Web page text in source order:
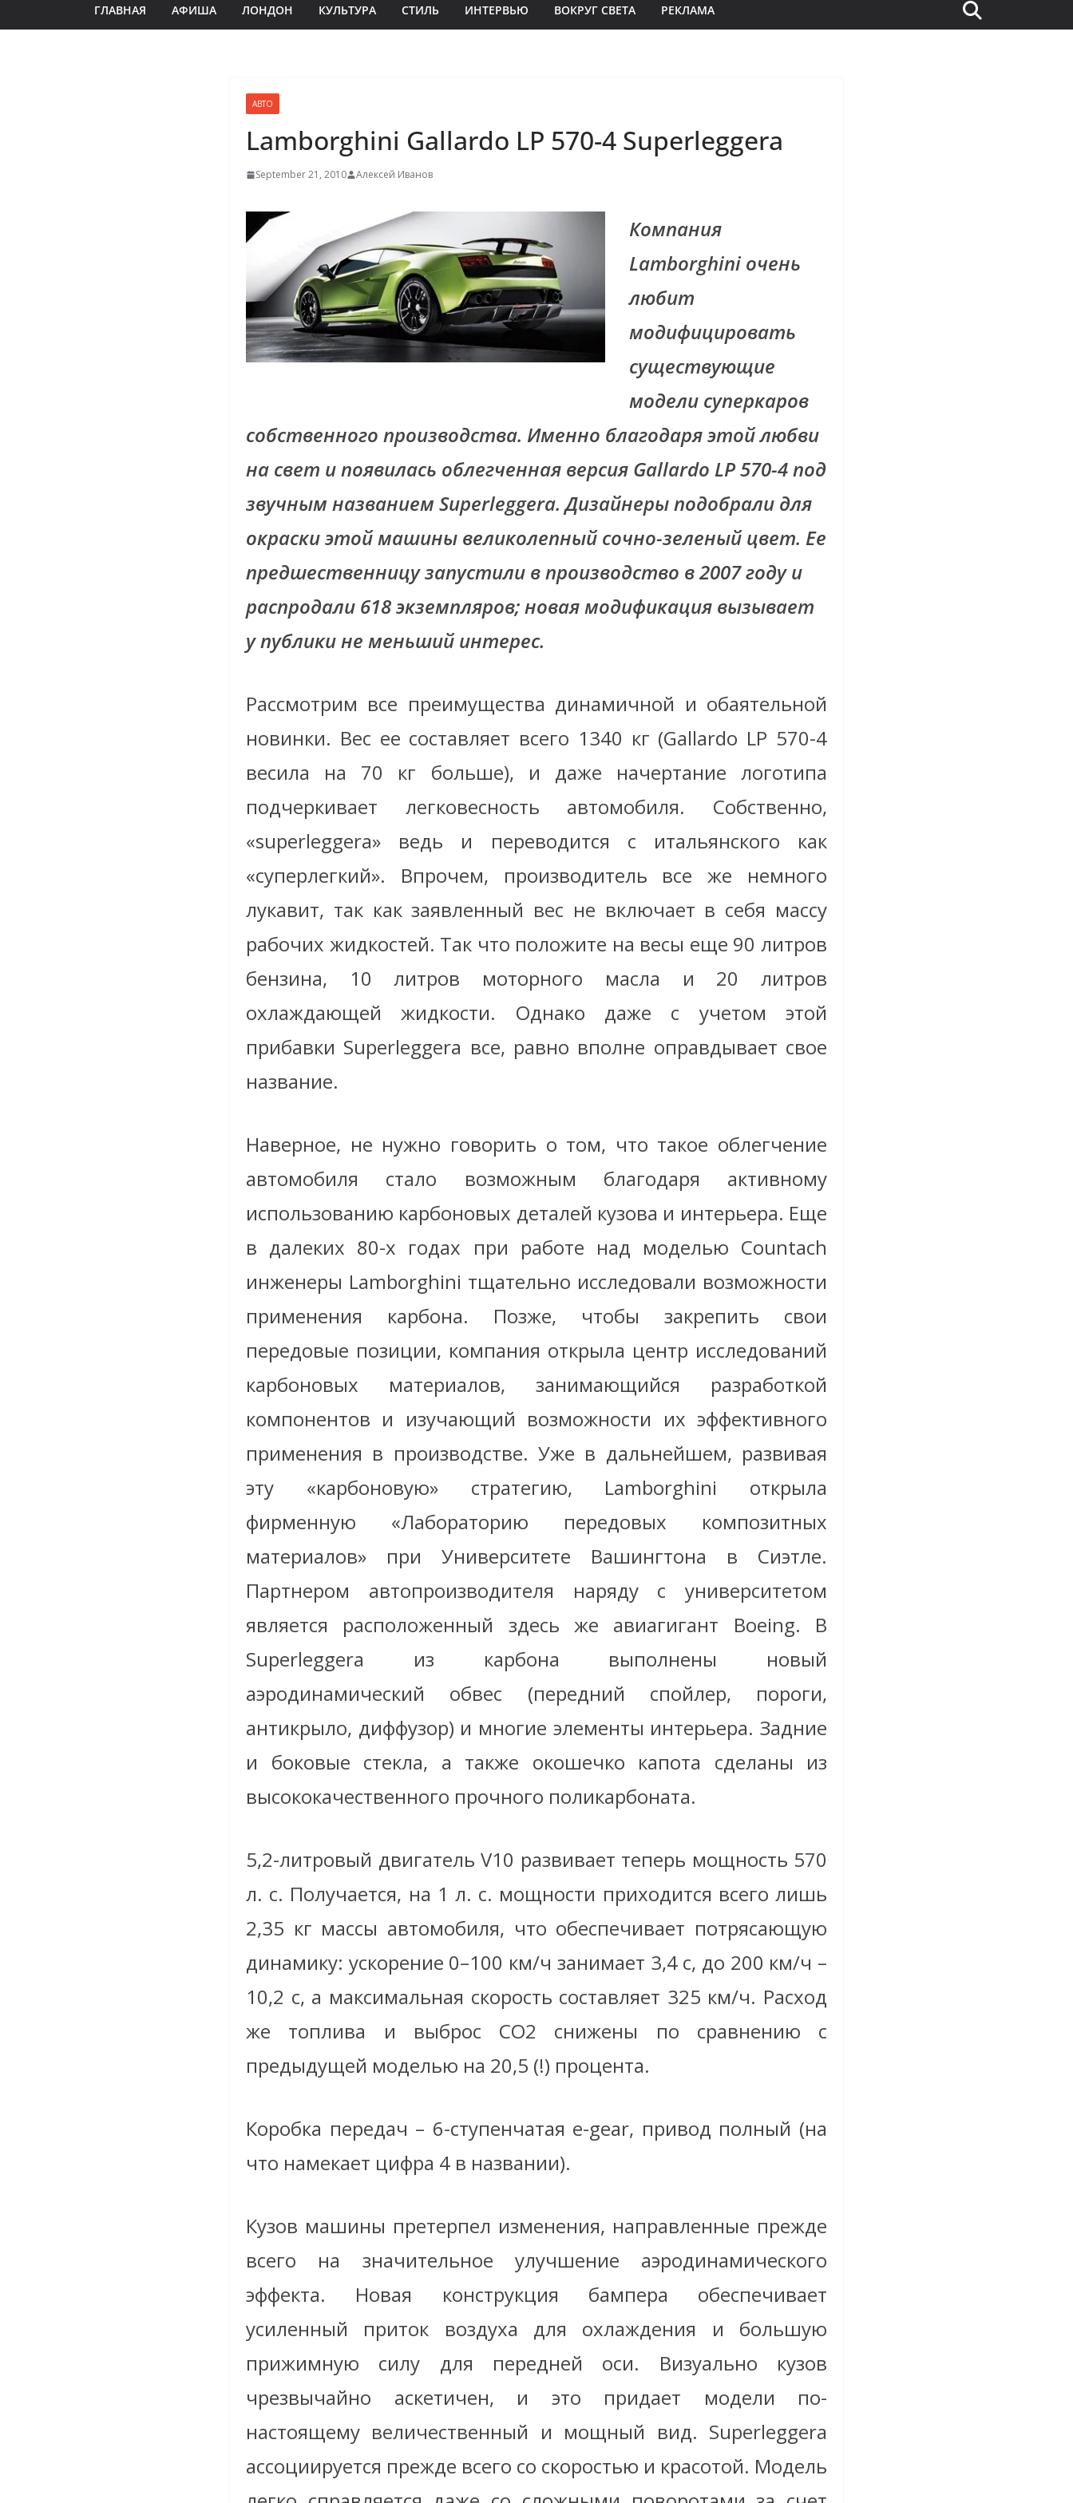
ГЛАВНАЯ АФИША ЛОНДОН КУЛЬТУРА СТИЛЬ ИНТЕРВЬЮ ВОКРУГ СВЕТА РЕКЛАМА
АВТО
Lamborghini Gallardo LP 570-4 Superleggera
September 21, 2010 Алексей Иванов
Компания
Lamborghini очень
любит
модифицировать
существующие
модели суперкаров
собственного производства. Именно благодаря этой любви
на свет и появилась облегченная версия Gallardo LP 570-4 под
звучным названием Superleggera. Дизайнеры подобрали для
окраски этой машины великолепный сочно-зеленый цвет. Ее
предшественницу запустили в производство в 2007 году и
распродали 618 экземпляров; новая модификация вызывает
у публики не меньший интерес.
Рассмотрим все преимущества динамичной и обаятельной
новинки. Вес ее составляет всего 1340 кг (Gallardo LP 570-4
весила на 70 кг больше), и даже начертание логотипа
подчеркивает легковесность автомобиля. Собственно,
«superleggera» ведь и переводится с итальянского как
«суперлегкий». Впрочем, производитель все же немного
лукавит, так как заявленный вес не включает в себя массу
рабочих жидкостей. Так что положите на весы еще 90 литров
бензина, 10 литров моторного масла и 20 литров
охлаждающей жидкости. Однако даже с учетом этой
прибавки Superleggera все, равно вполне оправдывает свое
название.
Наверное, не нужно говорить о том, что такое облегчение
автомобиля стало возможным благодаря активному
использованию карбоновых деталей кузова и интерьера. Еще
в далеких 80-х годах при работе над моделью Countach
инженеры Lamborghini тщательно исследовали возможности
применения карбона. Позже, чтобы закрепить свои
передовые позиции, компания открыла центр исследований
карбоновых материалов, занимающийся разработкой
компонентов и изучающий возможности их эффективного
применения в производстве. Уже в дальнейшем, развивая
эту «карбоновую» стратегию, Lamborghini открыла
фирменную «Лабораторию передовых композитных
материалов» при Университете Вашингтона в Сиэтле.
Партнером автопроизводителя наряду с университетом
является расположенный здесь же авиагигант Boeing. В
Superleggera из карбона выполнены новый
аэродинамический обвес (передний спойлер, пороги,
антикрыло, диффузор) и многие элементы интерьера. Задние
и боковые стекла, а также окошечко капота сделаны из
высококачественного прочного поликарбоната.
5,2-литровый двигатель V10 развивает теперь мощность 570
л. с. Получается, на 1 л. с. мощности приходится всего лишь
2,35 кг массы автомобиля, что обеспечивает потрясающую
динамику: ускорение 0–100 км/ч занимает 3,4 с, до 200 км/ч –
10,2 с, а максимальная скорость составляет 325 км/ч. Расход
же топлива и выброс CO2 снижены по сравнению с
предыдущей моделью на 20,5 (!) процента.
Коробка передач – 6-ступенчатая e-gear, привод полный (на
что намекает цифра 4 в названии).
Кузов машины претерпел изменения, направленные прежде
всего на значительное улучшение аэродинамического
эффекта. Новая конструкция бампера обеспечивает
усиленный приток воздуха для охлаждения и большую
прижимную силу для передней оси. Визуально кузов
чрезвычайно аскетичен, и это придает модели по-
настоящему величественный и мощный вид. Superleggera
ассоциируется прежде всего со скоростью и красотой. Модель